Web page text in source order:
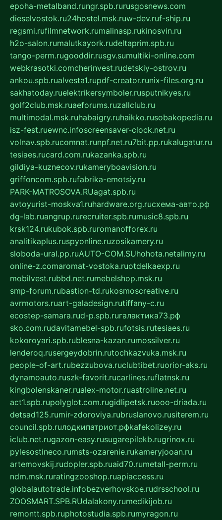
epoha-metalband.rungr.spb.rurusgosnews.com
dieselvostok.ru24hostel.msk.ruw-dev.ruf-ship.ru
regsmi.rufilmnetwork.rumalinasp.rukinosvin.ru
h2o-salon.rumalutkayork.rudeltaprim.spb.ru
tango-perm.rugooddir.rusgv.sumultiki-online.com
webkrasotki.comcherinvest.rudetskiy-ostrov.ru
ankou.spb.rualvesta1.rupdf-creator.runix-files.org.ru
sakhatoday.ruelektrikersymboler.rusputnikyes.ru
golf2club.msk.ruaeforums.ruzallclub.ru
multimodal.msk.ruhabaigry.ruhaikko.rusobakopedia.ru
isz-fest.ruewnc.infoscreensaver-clock.net.ru
volnav.spb.rucomnat.runpf.net.ru7bit.pp.rukalugatur.ru
tesiaes.rucard.com.rukazanka.spb.ru
gildiya-kuznecov.rukameryboavision.ru
griffoncom.spb.rufabrika-emotsiy.ru
PARK-MATROSOVA.RUagat.spb.ru
avtoyurist-moskva1.ruhardware.org.ruсхема-авто.рф
dg-lab.ruangrup.rurecruiter.spb.rumusic8.spb.ru
krsk124.rukubok.spb.ruromanofforex.ru
analitikaplus.ruspyonline.ruzosikamery.ru
sloboda-ural.pp.ruAUTO-COM.SUhohota.netalimy.ru
online-z.comaromat-vostoka.ruotdelkaexp.ru
mobilvest.rubbd.net.rumebelshop.msk.ru
smp-forum.rubastion-td.rukosmoscreative.ru
avrmotors.ruart-galadesign.rutiffany-c.ru
ecostep-samara.rud-p.spb.ruгалактика73.рф
sko.com.rudavitamebel-spb.rufotsis.rutesiaes.ru
kokoroyari.spb.rublesna-kazan.rumossilver.ru
lenderoq.rusergeydobrin.rutochkazvuka.msk.ru
people-of-art.rubezzubova.ruclubtibet.ruorior-aks.ru
dynamoauto.ruszk-favorit.rucarlines.ruflatnsk.ru
kingbolenskaner.rualex-motor.ruastroline.net.ru
act1.spb.rupolyglot.com.rugidlipetsk.ruooo-driada.ru
detsad125.rumir-zdoroviya.rubruslanovo.rusiterem.ru
council.spb.ruлодкипатриот.рфkafekolizey.ru
iclub.net.rugazon-easy.rusugarepilekb.rugrinox.ru
pylesostineco.rumsts-ozarenie.rukameryjooan.ru
artemovskij.rudopler.spb.ruaid70.rumetall-perm.ru
ndm.msk.ruratingzooshop.ruapiaccess.ru
globalautotrade.infobezverhovskoe.rudrsschool.ru
ZOOSMART.SPB.RUdalakony.rumedikijob.ru
remontt.spb.ruphotostudia.spb.rumyragon.ru